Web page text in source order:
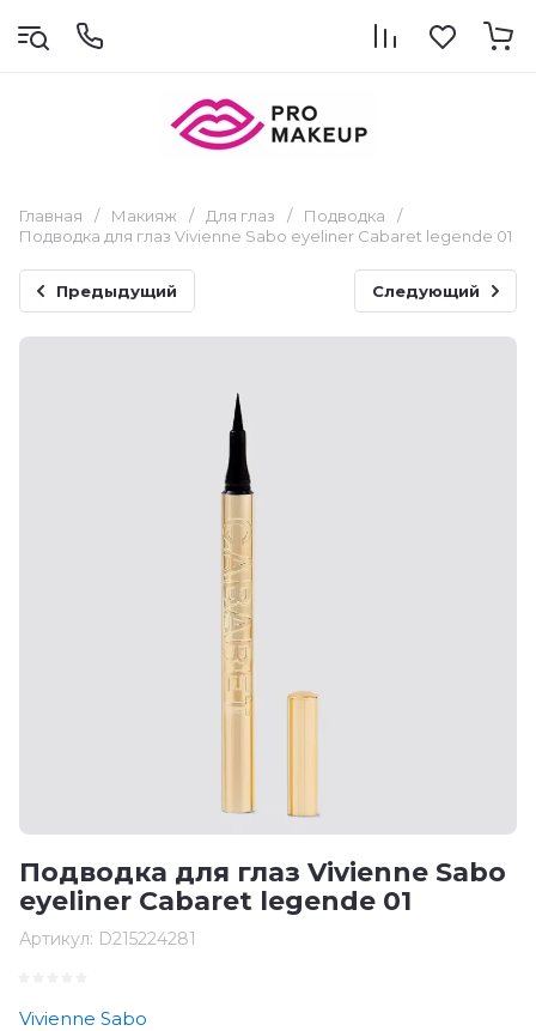
Главная / Макияж / Для глаз / Подводка
/
Подводка для глаз Vivienne Sabo eyeliner Cabaret legende 01
Предыдущий Следующий
Подводка для глаз Vivienne Sabo
eyeliner Cabaret legende 01
Артикул: D215224281
Vivienne Sabo